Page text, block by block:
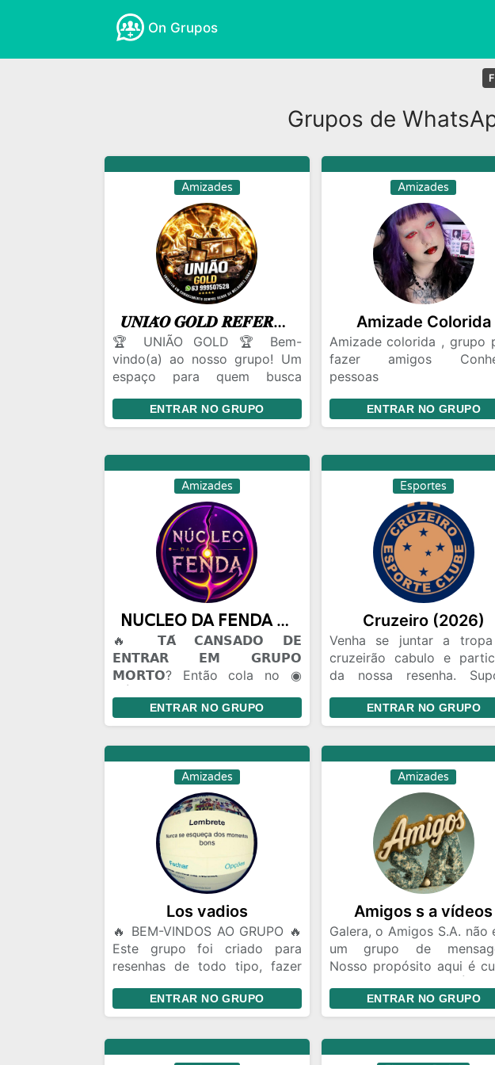
On Grupos
Grupos de
Amizades
𝑼𝑵𝑰𝑨̃𝑶 𝑮𝑶𝑳𝑫 𝑹𝑬𝑭𝑬𝑹𝑬̂𝑵𝑪𝑰𝑨 /CONSULTÁVEIS NF👑
🏆 UNIÃO GOLD 🏆 Bem-
vindo(a) ao nosso grupo! Um
espaço para quem busca
respeito e crescimento. Faça
parte da nossa comunidade e
ENTRAR NO GRUPO
Amizades
Amizade Colorida
Amizade colorida , grupo
fazer amigos
pessoas
colorida ou algo mais
bate papo Gincanas
Segundas intenções
ENTRAR NO GRUPO
Amizades
𝖭𝖴𝖢𝖫𝖤𝖮 𝖣𝖠 𝖥𝖤𝖭𝖣𝖠 ◉ 100m
🔥 𝗧𝗔́ 𝗖𝗔𝗡𝗦𝗔𝗗𝗢 𝗗𝗘
𝗘𝗡𝗧𝗥𝗔𝗥 𝗘𝗠 𝗚𝗥𝗨𝗣𝗢
𝗠𝗢𝗥𝗧𝗢? Então cola no ◉
𝗣𝗔𝗣𝗢 𝗙𝗟𝗨𝗜... 😂 Zoeira pesada
(☠️🫣). 🤝 Amizades novas 🤡.
🔥 Flerte liberado +18. 🎈
𝗩𝗢𝗖Ê 𝗣𝗢𝗗𝗘 𝗘𝗡𝗧𝗥𝗔𝗥 𝗦𝗘𝗠
𝗖𝗢𝗡𝗛𝗘𝗖𝗘𝗥 𝗡𝗜𝗡𝗚𝗨É𝗠. Todo
mundo começa assim. Talvez
você encontre um amigo...
Talvez um contatinho... Talvez
alguém que vire parte da sua
rotina. 😏🔥 📣 𝗘𝗡𝗧𝗥𝗔... ✔
Pessoal conversa. ✔ Memes. ✔
ENTRAR NO GRUPO
Esportes
Cruzeiro (2026)
Venha se juntar a
cruzeirão cabulo e
da nossa resenha.
maior de minas e do brasil.
ENTRAR NO GRUPO
Amizades
Los vadios
🔥 BEM-VINDOS AO GRUPO 🔥
Este grupo foi criado para
resenhas de todo tipo, fazer
ideias e se divertir. 📌
Divulgação de Instagram: Você
pode divulgar seu Instagram e
fazer amigos de story. Porém,
ENTRAR NO GRUPO
Amizades
Amigos s a vídeos
Galera, o Amigos S.A. não
um grupo de
Nosso propósito aqui é
lugar onde a gente pode
quem a gente é, dar
mesmas coisas de
garantir que, aconteça o
ENTRAR NO GRUPO